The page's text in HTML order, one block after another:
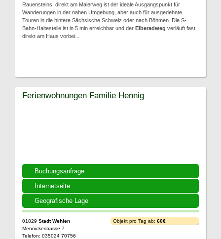
Rauensteins, direkt am Malerweg ist der ideale Ausgangspunkt für
Wanderungen in der nahen Umgebung, aber auch für ausgedehnte
Touren in die hintere Sächsische Schweiz oder nach Böhmen. Die S-
Bahn-Haltestelle ist in 5 min erreichbar und der Elberadweg verläuft fast
direkt am Haus vorbei...
Buchungsanfrage
Internetseite
Geografische Lage
Ferienwohnungen Familie Hennig
01829 Stadt Wehlen
Mennickestrasse 7
Telefon: 035024 70756
Objekt pro Tag ab: 60€